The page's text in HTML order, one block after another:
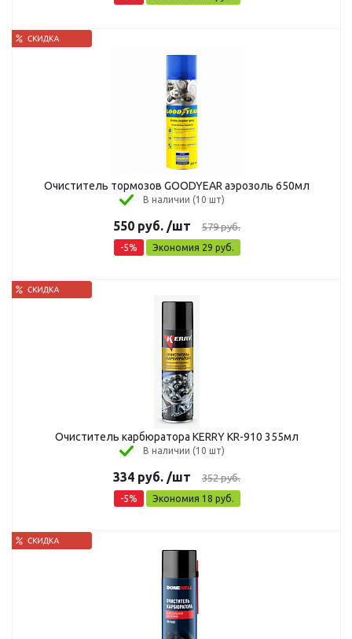
Очиститель тормозов GOODYEAR аэрозоль 650мл
В наличии (10 шт)
550 руб. /шт 579руб.
-5% Экономия 29 руб.
Очиститель карбюратора KERRY KR-910 355мл
В наличии (10 шт)
334 руб. /шт 352руб.
-5% Экономия 18 руб.